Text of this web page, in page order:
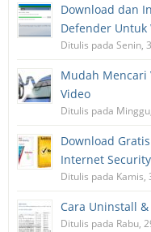
Download dan
Defender Untuk
Ditulis pada Senin,
Mudah Mencari
Video
Ditulis pada
Download
Internet
Ditulis pada Kamis,
Cara Uninstall
Ditulis pada Rabu,